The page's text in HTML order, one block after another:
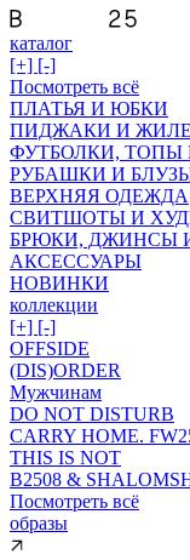
каталог
[+] [-]
Посмотреть всё
ПЛАТЬЯ И ЮБКИ
ПИДЖАКИ И
ФУТБОЛКИ,
РУБАШКИ И
ВЕРХНЯЯ ОДЕЖДА
СВИТШОТЫ И
БРЮКИ, ДЖИНСЫ
АКСЕССУАРЫ
НОВИНКИ
коллекции
[+] [-]
OFFSIDE
(DIS)ORDER
Мужчинам
DO NOT DISTURB
CARRY HOME.
THIS IS NOT
B2508 &
Посмотреть всё
образы